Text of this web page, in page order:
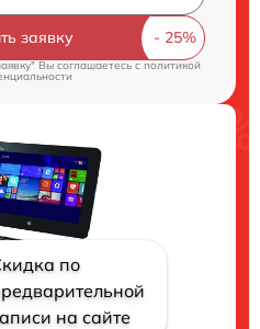
заявку
Вы соглашаетесь cполитикой
по
на сайте